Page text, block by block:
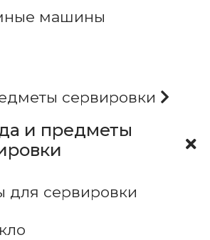
машины
сервировки
и предметы
для сервировки